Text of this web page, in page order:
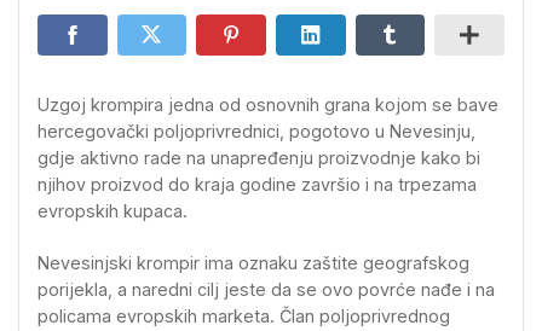
Uzgoj krompira jedna od osnovnih grana kojom se bave
hercegovački poljoprivrednici, pogotovo u Nevesinju,
gdje aktivno rade na unapređenju proizvodnje kako bi
njihov proizvod do kraja godine završio i na trpezama
evropskih kupaca.
Nevesinjski krompir ima oznaku zaštite geografskog
porijekla, a naredni cilj jeste da se ovo povrće nađe i na
policama evropskih marketa. Član poljoprivrednog